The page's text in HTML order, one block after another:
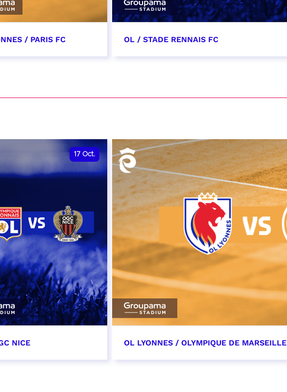
/ PARIS FC OL / STADE RENNAIS FC
RÉSERVER
17 Oct.
NICE OL LYONNES / OLYMPIQUE DE MARSEILLE